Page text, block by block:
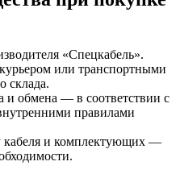
«Спецкабель».
или транспортными
склада.
и обмена — в соответствии с
правилами
кабеля и комплектующих —